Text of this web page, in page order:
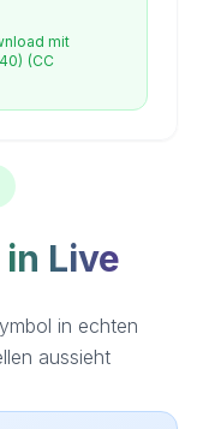
mit
(CC
Live
in echten
aussieht